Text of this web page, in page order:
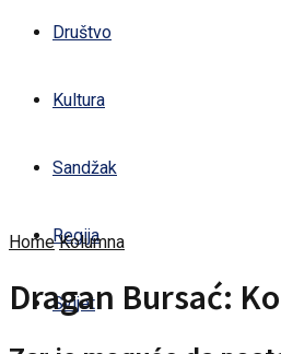
Društvo
Kultura
Sandžak
Regija
Svijet
Home Kolumna
Dragan Bursać: